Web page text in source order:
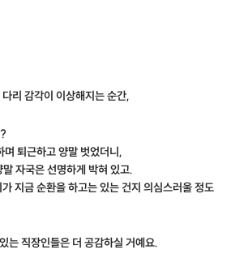
리 감각이 이상해지는 순간,
퇴근하고 양말 벗었더니,
자국은 선명하게 박혀 있고.
지금 순환을 하고는 있는 건지 의심스러울 정도
는 직장인들은 더 공감하실 거예요.